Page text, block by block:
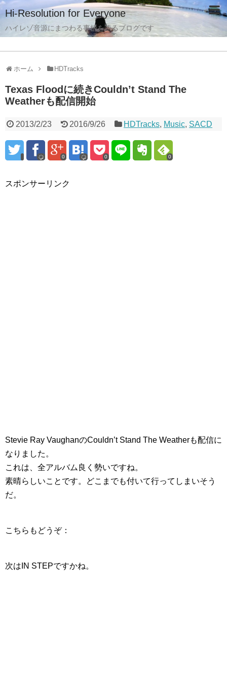
Hi-Resolution for Everyone
ハイレゾ音源にまつわる事柄を語るブログです
ホーム HDTracks
Texas Floodに続きCouldn’t Stand The
Weatherも配信開始
2013/2/23 2016/9/26 HDTracks, Music, SACD
0 0 0
スポンサーリンク
Stevie Ray VaughanのCouldn’t Stand The Weatherも配信に
なりました。
これは、全アルバム良く勢いですね。
素晴らしいことです。どこまでも付いて行ってしまいそう
だ。
こちらもどうぞ：
次はIN STEPですかね。